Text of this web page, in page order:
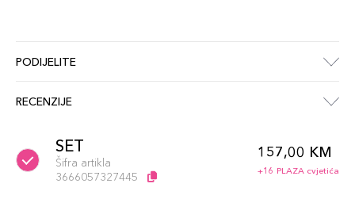
PODIJELITE
RECENZIJE
SET
Šifra artikla
3666057327445
157,00 KM
+16 PLAZA cvjetića